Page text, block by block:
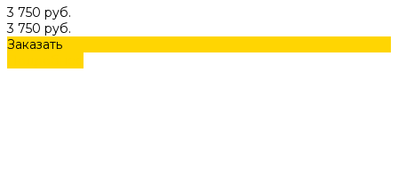
3 750 руб.
3 750 руб.
Заказать